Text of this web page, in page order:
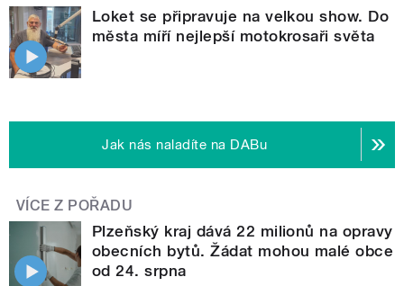
Loket se připravuje na velkou show. Do
města míří nejlepší motokrosaři světa
Jak nás naladíte na DABu
VÍCE Z POŘADU
Plzeňský kraj dává 22 milionů na opravy
obecních bytů. Žádat mohou malé obce
od 24. srpna